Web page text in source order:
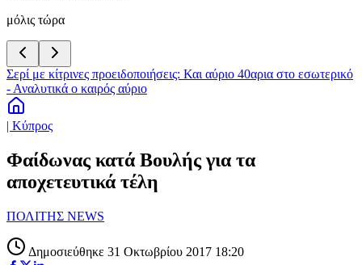
μόλις τώρα
Σερί με κίτρινες προειδοποιήσεις: Και αύριο 40αρια στο εσωτερικό
- Αναλυτικά ο καιρός αύριο
| Κύπρος
Φαίδωνας κατά Βουλής για τα
αποχετευτικά τέλη
ΠΟΛΙΤΗΣ NEWS
Δημοσιεύθηκε 31 Οκτωβρίου 2017 18:20